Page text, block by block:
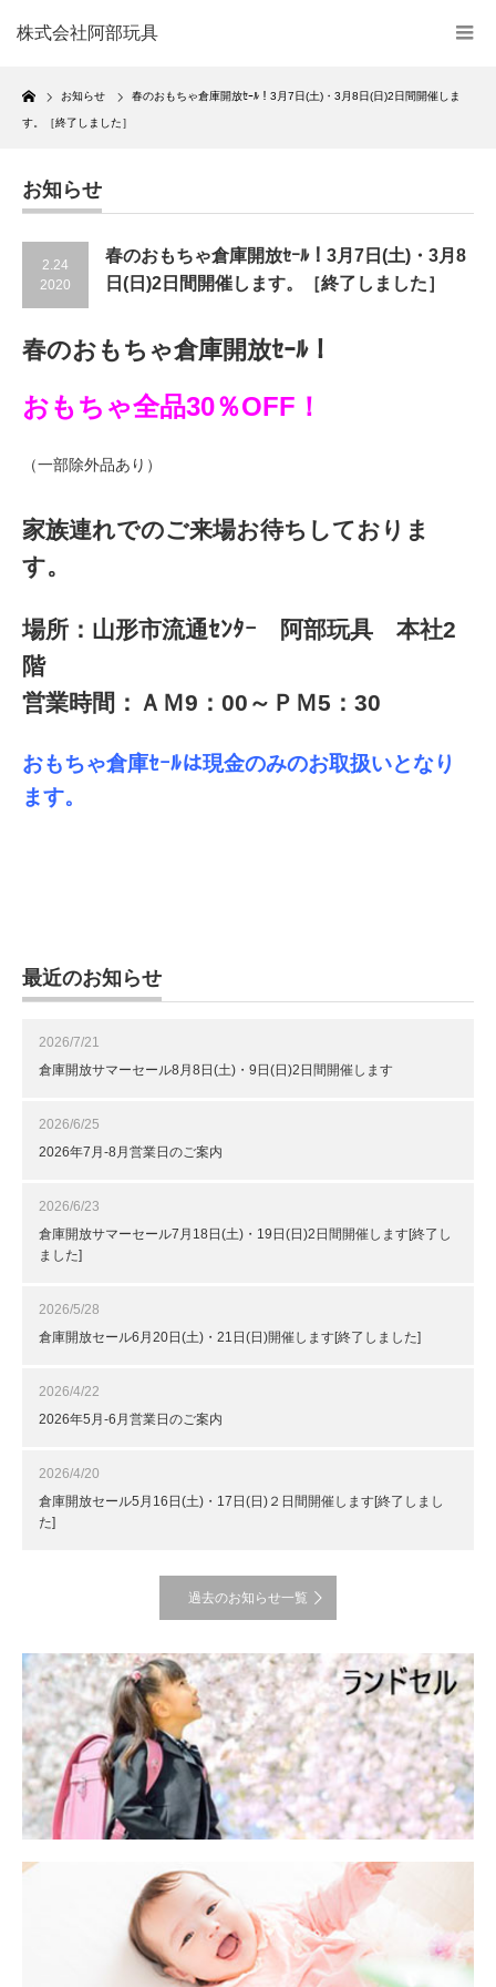
株式会社阿部玩具
Home
お知らせ 春のおもちゃ倉庫開放ｾｰﾙ！3月7日(土)・3月8日(日)2日間開催しま
す。［終了しました］
お知らせ
2.24
2020
春のおもちゃ倉庫開放ｾｰﾙ！3月7日(土)・3月8
日(日)2日間開催します。［終了しました］
春のおもちゃ倉庫開放ｾｰﾙ！
おもちゃ全品30％OFF！
（一部除外品あり）
家族連れでのご来場お待ちしておりま
す。
場所：山形市流通ｾﾝﾀｰ 阿部玩具 本社2
階
営業時間：ＡＭ9：00～ＰＭ5：30
おもちゃ倉庫ｾｰﾙは現金のみのお取扱いとなり
ます。
最近のお知らせ
2026/7/21
倉庫開放サマーセール8月8日(土)・9日(日)2日間開催します
2026/6/25
2026年7月-8月営業日のご案内
2026/6/23
倉庫開放サマーセール7月18日(土)・19日(日)2日間開催します[終了し
ました]
2026/5/28
倉庫開放セール6月20日(土)・21日(日)開催します[終了しました]
2026/4/22
2026年5月-6月営業日のご案内
2026/4/20
倉庫開放セール5月16日(土)・17日(日)２日間開催します[終了しまし
た]
過去のお知らせ一覧